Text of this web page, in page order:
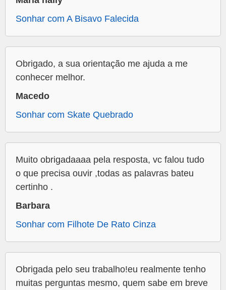
Sonhar com A Bisavo Falecida
Obrigado, a sua orientação me ajuda a me
conhecer melhor.
Macedo
Sonhar com Skate Quebrado
Muito obrigadaaaa pela resposta, vc falou tudo
o que precisa ouvir ,todas as palavras bateu
certinho .
Barbara
Sonhar com Filhote De Rato Cinza
Obrigada pelo seu trabalho!eu realmente tenho
muitas perguntas mesmo, quem sabe em breve